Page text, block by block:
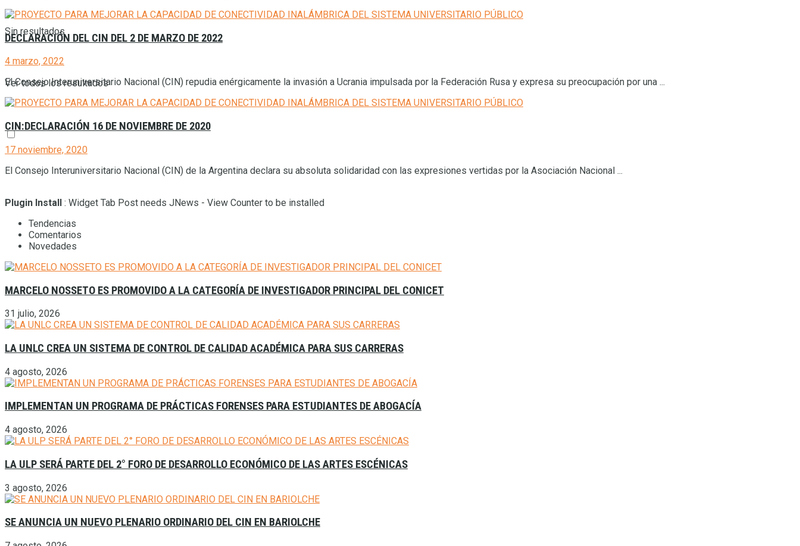
Sin resultados
Ver todos los resultados
DECLARACIÓN DEL CIN DEL 2 DE MARZO DE 2022
4 marzo, 2022
El Consejo Interuniversitario Nacional (CIN) repudia enérgicamente la invasión a Ucrania impulsada por la Federación Rusa y expresa su preocupación por una ...
CIN:DECLARACIÓN 16 DE NOVIEMBRE DE 2020
17 noviembre, 2020
El Consejo Interuniversitario Nacional (CIN) de la Argentina declara su absoluta solidaridad con las expresiones vertidas por la Asociación Nacional ...
Plugin Install : Widget Tab Post needs JNews - View Counter to be installed
Tendencias
Comentarios
Novedades
MARCELO NOSSETO ES PROMOVIDO A LA CATEGORÍA DE INVESTIGADOR PRINCIPAL DEL CONICET
31 julio, 2026
LA UNLC CREA UN SISTEMA DE CONTROL DE CALIDAD ACADÉMICA PARA SUS CARRERAS
4 agosto, 2026
IMPLEMENTAN UN PROGRAMA DE PRÁCTICAS FORENSES PARA ESTUDIANTES DE ABOGACÍA
4 agosto, 2026
LA ULP SERÁ PARTE DEL 2° FORO DE DESARROLLO ECONÓMICO DE LAS ARTES ESCÉNICAS
3 agosto, 2026
SE ANUNCIA UN NUEVO PLENARIO ORDINARIO DEL CIN EN BARIOLCHE